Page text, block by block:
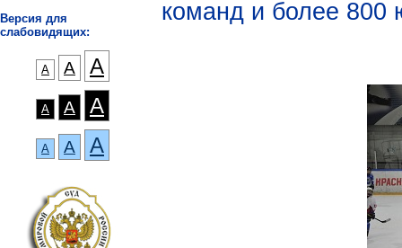
Версия для
слабовидящих:
А А А
А А А
А А А
команд и более 800